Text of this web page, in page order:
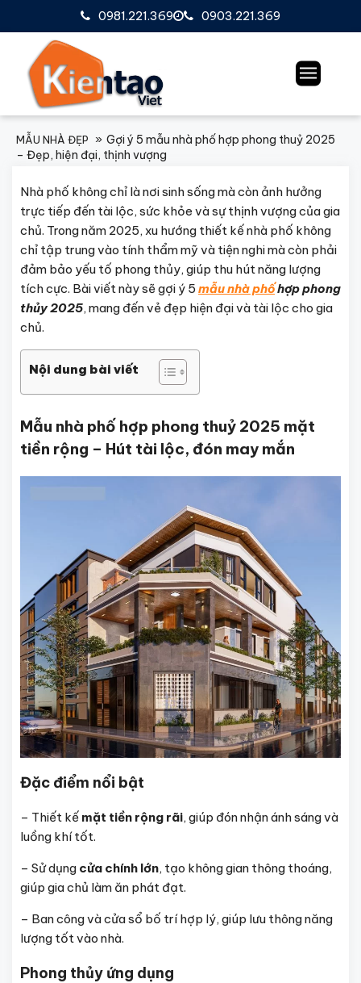
0903.221.369
0981.221.369
MẪU NHÀ ĐẸP
Gợi ý 5 mẫu nhà phố hợp phong thuỷ 2025
– Đẹp, hiện đại, thịnh vượng
Nhà phố không chỉ là nơi sinh sống mà còn ảnh hưởng
trực tiếp đến tài lộc, sức khỏe và sự thịnh vượng của gia
chủ. Trong năm 2025, xu hướng thiết kế nhà phố không
chỉ tập trung vào tính thẩm mỹ và tiện nghi mà còn phải
đảm bảo yếu tố phong thủy, giúp thu hút năng lượng
tích cực. Bài viết này sẽ gợi ý 5 mẫu nhà phốhợp phong
thủy 2025, mang đến vẻ đẹp hiện đại và tài lộc cho gia
chủ.
Nội dung bài viết
Mẫu nhà phố hợp phong thuỷ 2025 mặt
tiền rộng – Hút tài lộc, đón may mắn
Đặc điểm nổi bật
– Thiết kế mặt tiền rộng rãi, giúp đón nhận ánh sáng và
luồng khí tốt.
– Sử dụng cửa chính lớn, tạo không gian thông thoáng,
giúp gia chủ làm ăn phát đạt.
– Ban công và cửa sổ bố trí hợp lý, giúp lưu thông năng
lượng tốt vào nhà.
Phong thủy ứng dụng